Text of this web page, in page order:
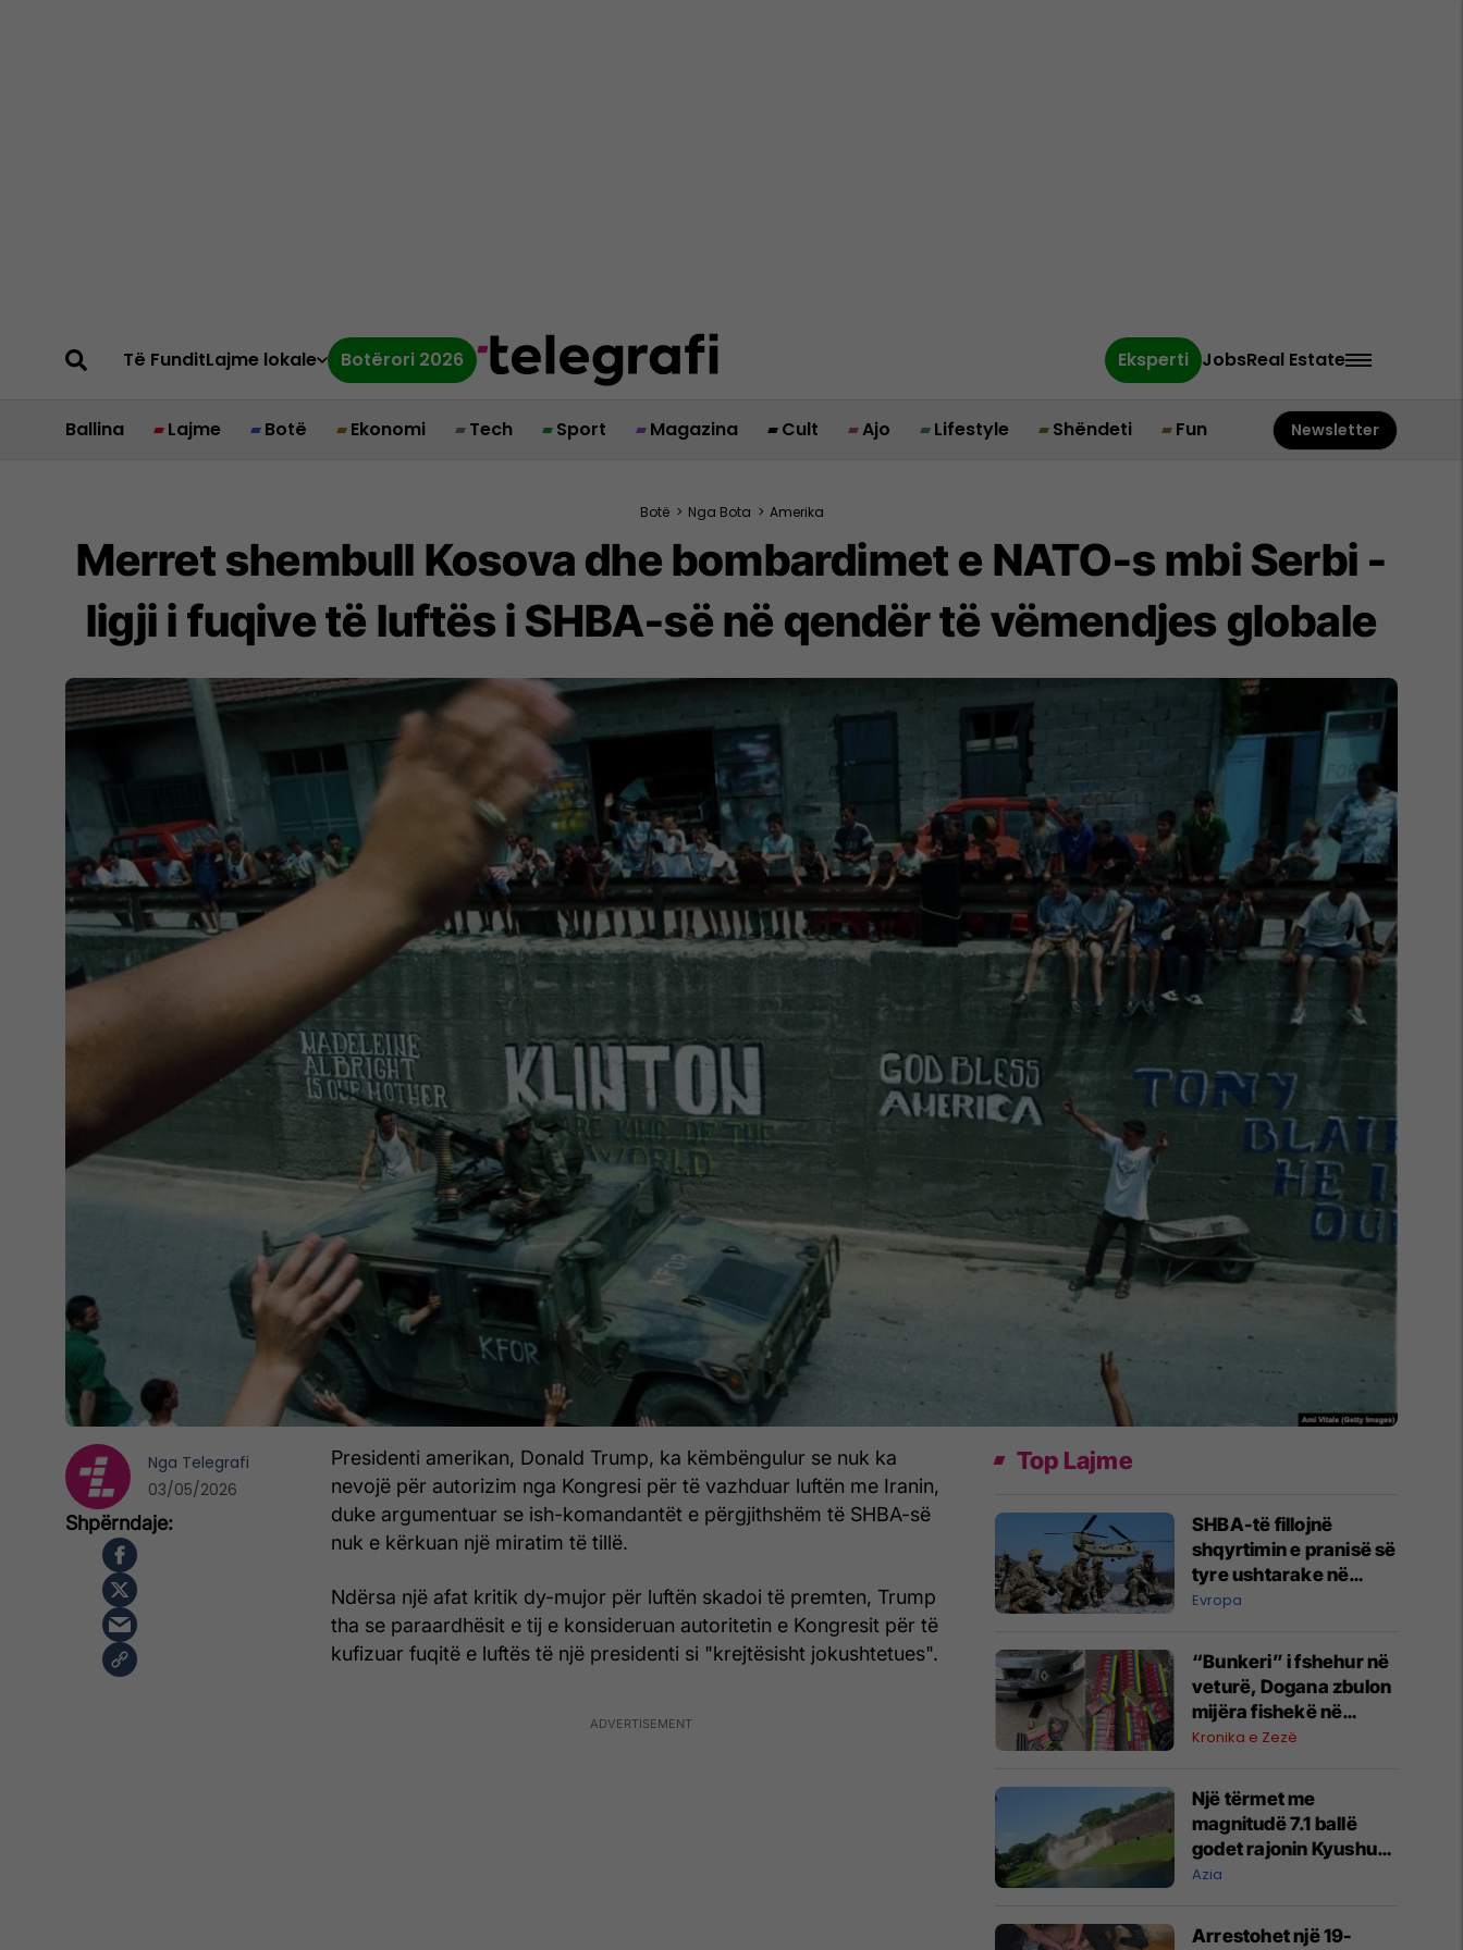
Të FunditLajme lokale Botërori 2026 Eksperti JobsReal Estate
Ballina Lajme Botë Ekonomi Tech Sport Magazina Cult Ajo Lifestyle Shëndeti Fun Newsletter
Botë > Nga Bota > Amerika
Merret shembull Kosova dhe bombardimet e NATO-s mbi Serbi -
ligji i fuqive të luftës i SHBA-së në qendër të vëmendjes globale
Presidenti amerikan, Donald Trump, ka këmbëngulur se nuk ka
nevojë për autorizim nga Kongresi për të vazhduar luftën me Iranin,
duke argumentuar se ish-komandantët e përgjithshëm të SHBA-së
nuk e kërkuan një miratim të tillë.
Ndërsa një afat kritik dy-mujor për luftën skadoi të premten, Trump
tha se paraardhësit e tij e konsideruan autoritetin e Kongresit për të
kufizuar fuqitë e luftës të një presidenti si "krejtësisht jokushtetues".
Nga Telegrafi
03/05/2026
Top Lajme
SHBA-të fillojnë
shqyrtimin e pranisë së
tyre ushtarake në
Evropë
Evropa
“Bunkeri” i fshehur në
veturë, Dogana zbulon
mijëra fishekë në
Prishtinë
Kronika e Zezë
Një tërmet me
magnitudë 7.1 ballë
godet rajonin Kyushu
të Japonisë
Azia
Arrestohet një 19-